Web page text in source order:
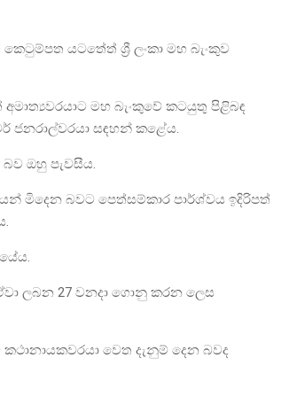
යටතේත් ශ්‍රී ලංකා මහ බැංකුව
මහ බැංකුවේ කටයුතු පිළිබඳ
ජනරාල්වරයා සඳහන් කළේය.
ඔහු පැවසීය.
මිදෙන බවට පෙත්සම්කාර පාර්ශ්වය ඉදිරිපත්
ලබන 27 වනදා ගොනු කරන ලෙස
වෙත දැනුම් දෙන බවද